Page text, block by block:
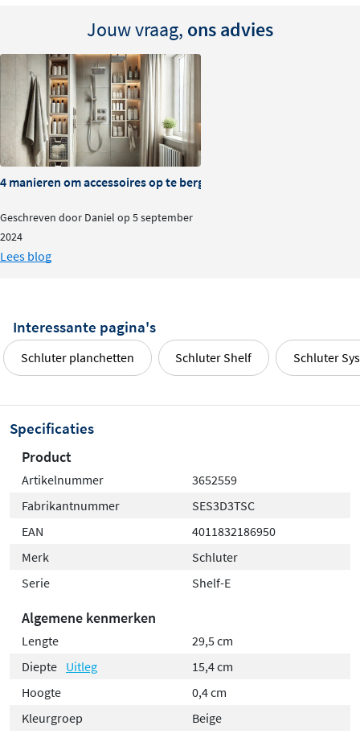
Jouw vraag, ons advies
4 manieren om accessoires op te bergen in je doucheruimte
Geschreven door Daniel op 5 september
2024
Lees blog
Interessante pagina's
Schluter planchetten Schluter Shelf Schluter
Specificaties
Product
Artikelnummer
3652559
Fabrikantnummer
SES3D3TSC
EAN
4011832186950
Merk
Schluter
Serie
Shelf-E
Algemene kenmerken
Lengte
29,5 cm
Diepte Uitleg
15,4 cm
Hoogte
0,4 cm
Kleurgroep
Beige